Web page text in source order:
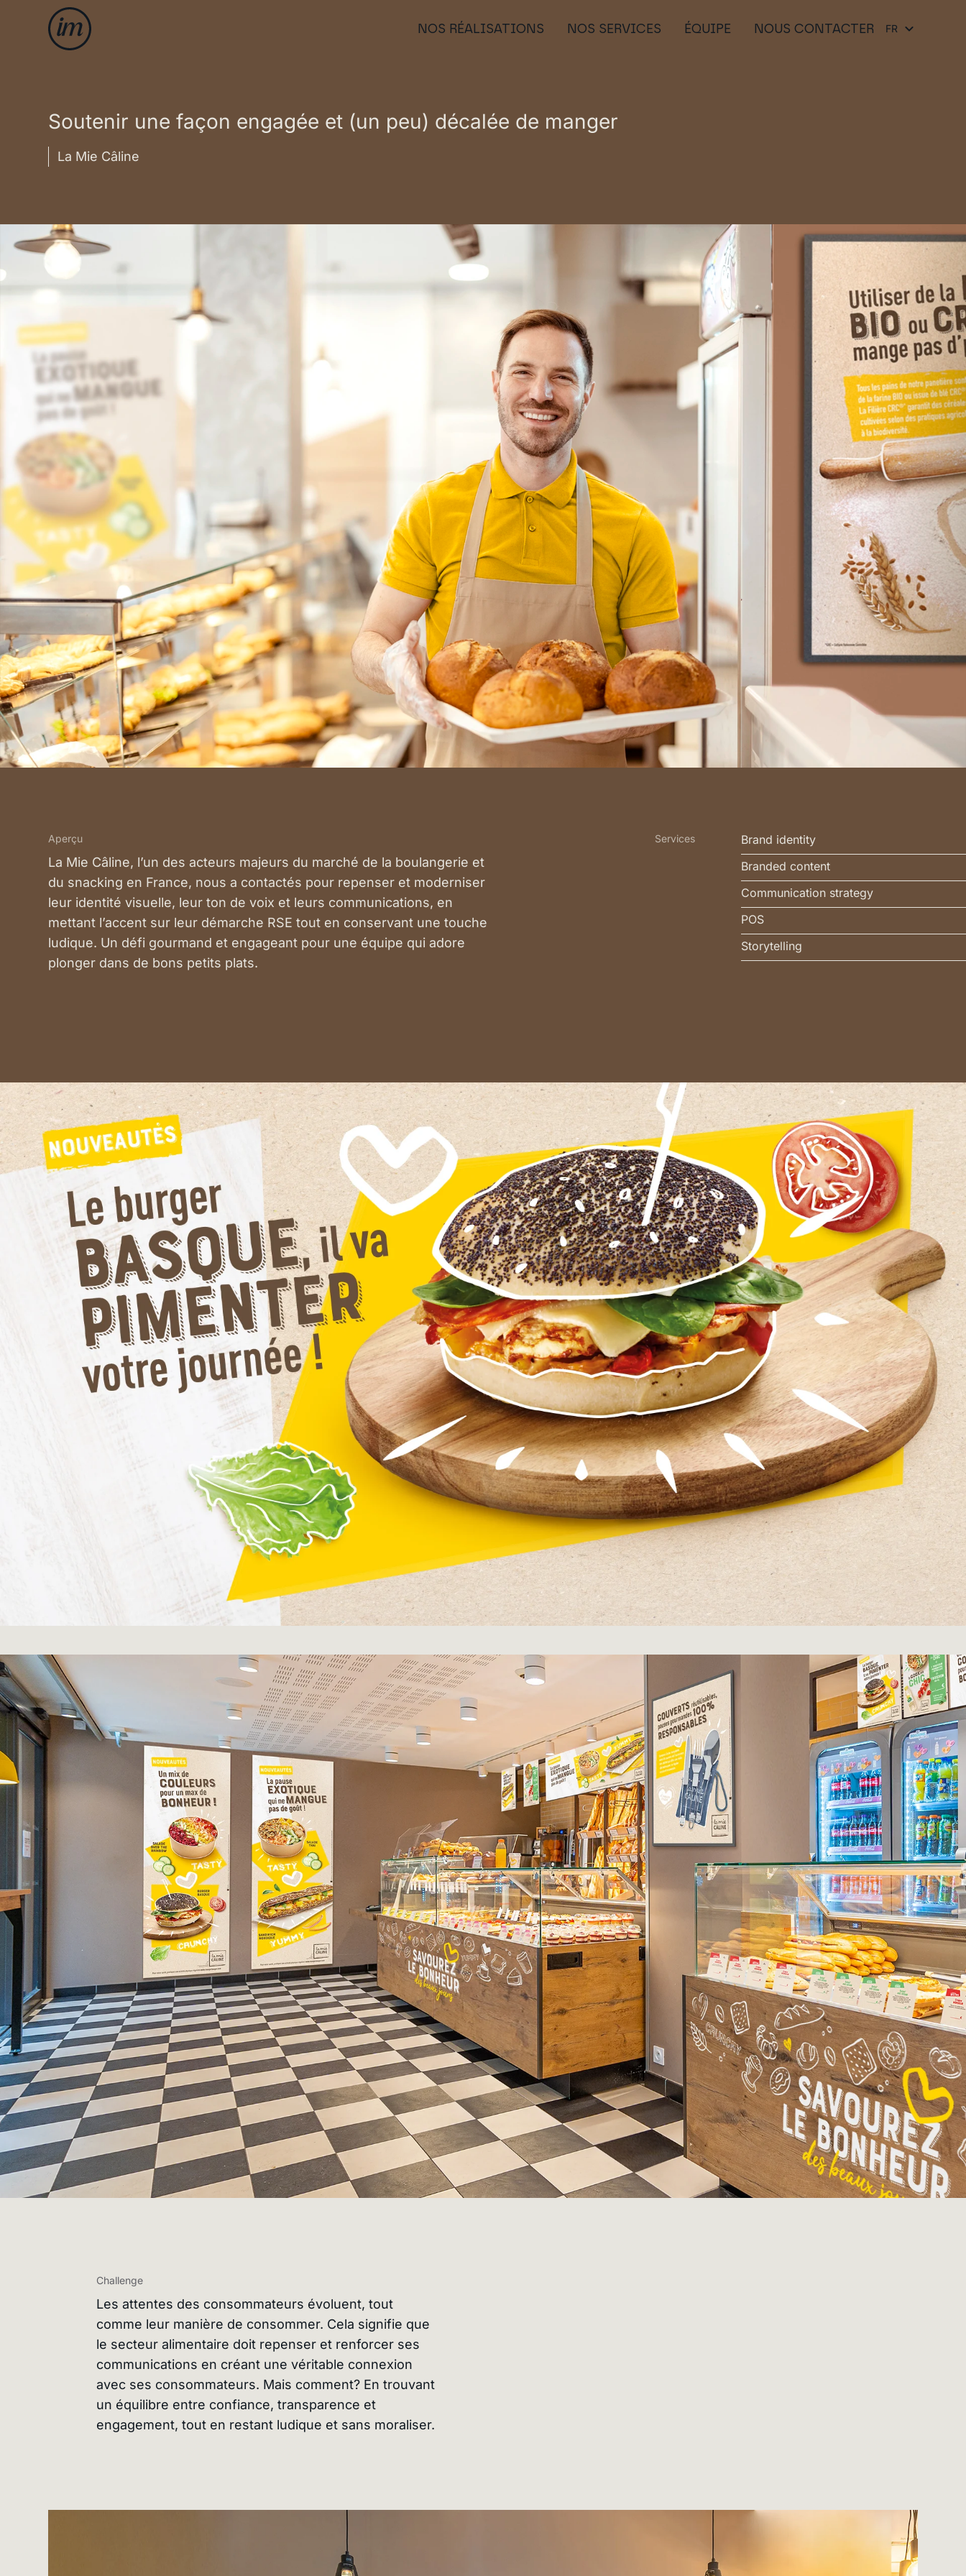
NOS RÉALISATIONS NOS SERVICES ÉQUIPE NOUS CONTACTER FR
Soutenir une façon engagée et (un peu) décalée de manger
La Mie Câline
Aperçu
La Mie Câline, l’un des acteurs majeurs du marché de la boulangerie et
du snacking en France, nous a contactés pour repenser et moderniser
leur identité visuelle, leur ton de voix et leurs communications, en
mettant l’accent sur leur démarche RSE tout en conservant une touche
ludique. Un défi gourmand et engageant pour une équipe qui adore
plonger dans de bons petits plats.
Services
Brand identity
Branded content
Communication strategy
POS
Storytelling
Challenge
Les attentes des consommateurs évoluent, tout
comme leur manière de consommer. Cela signifie que
le secteur alimentaire doit repenser et renforcer ses
communications en créant une véritable connexion
avec ses consommateurs. Mais comment? En trouvant
un équilibre entre confiance, transparence et
engagement, tout en restant ludique et sans moraliser.